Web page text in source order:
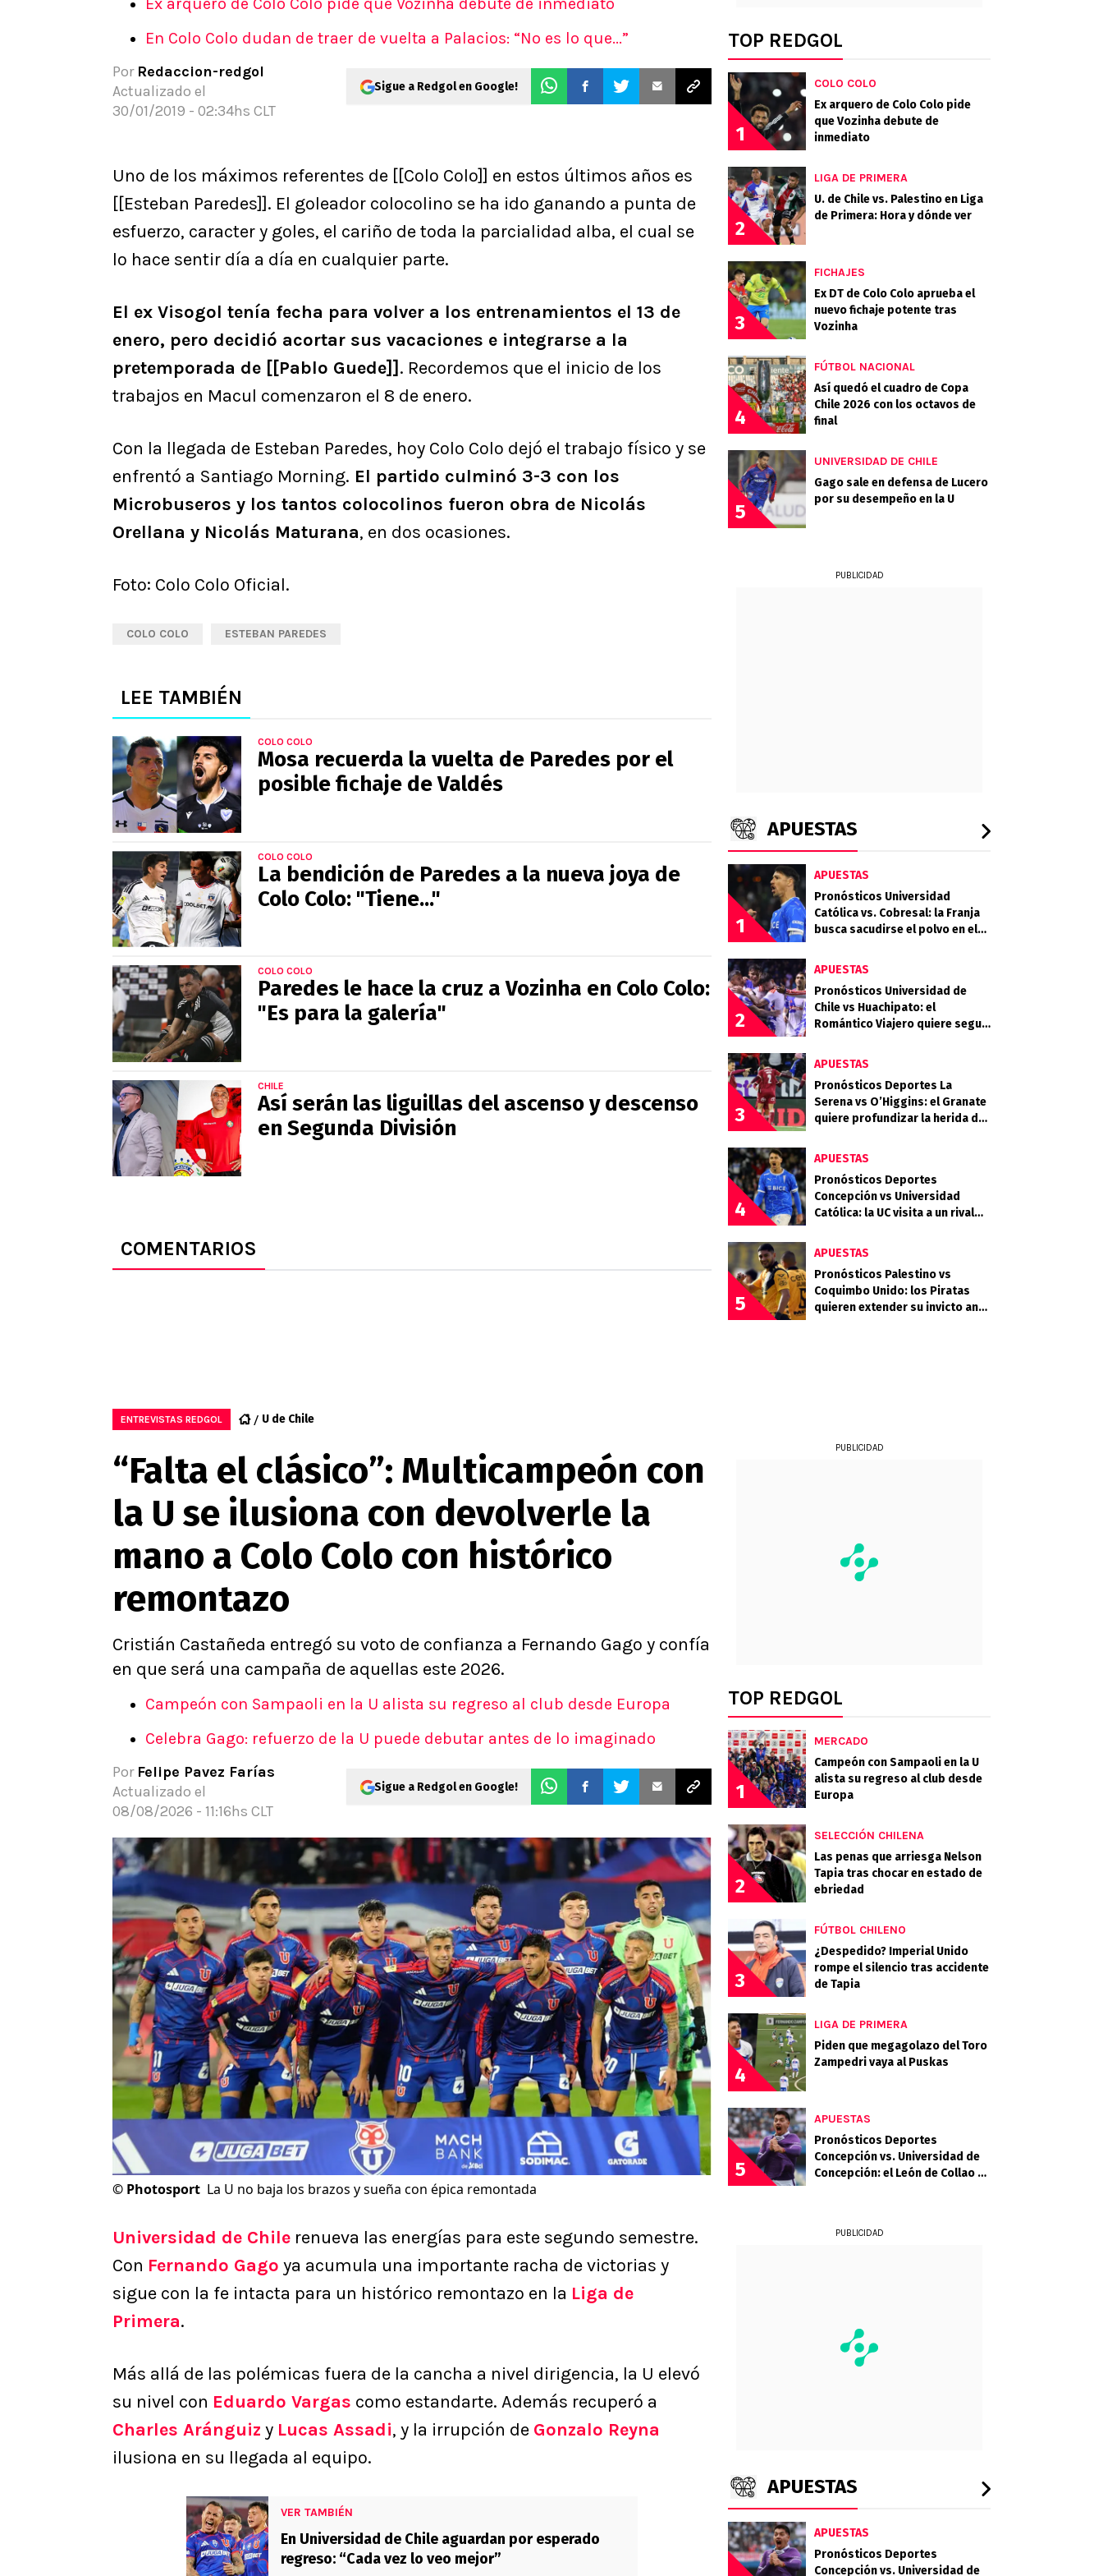
Pronósticos
En Colo Colo dudan de traer de vuelta a Palacios: “No es lo que...”
Por Redaccion-redgol
Actualizado el
30/01/2019 - 02:34hs CLT
Sigue a Redgol en Google!
Uno de los máximos referentes de [[Colo Colo]] en estos últimos años es
[[Esteban Paredes]]. El goleador colocolino se ha ido ganando a punta de
esfuerzo, caracter y goles, el cariño de toda la parcialidad alba, el cual se
lo hace sentir día a día en cualquier parte.
El ex Visogol tenía fecha para volver a los entrenamientos el 13 de
enero, pero decidió acortar sus vacaciones e integrarse a la
pretemporada de [[Pablo Guede]] . Recordemos que el inicio de los
trabajos en Macul comenzaron el 8 de enero.
Con la llegada de Esteban Paredes, hoy Colo Colo dejó el trabajo físico y se
enfrentó a Santiago Morning. El partido culminó 3-3 con los
Microbuseros y los tantos colocolinos fueron obra de Nicolás
Orellana y Nicolás Maturana, en dos ocasiones.
Foto: Colo Colo Oficial.
COLO COLO ESTEBAN PAREDES
LEE TAMBIÉN
COLO COLO
Mosa recuerda la vuelta de Paredes por el
posible fichaje de Valdés
COLO COLO
La bendición de Paredes a la nueva joya de
Colo Colo: "Tiene..."
COLO COLO
Paredes le hace la cruz a Vozinha en Colo Colo:
"Es para la galería"
CHILE
Así serán las liguillas del ascenso y descenso
en Segunda División
COMENTARIOS
TOP REDGOL
1
COLO COLO
Ex arquero de Colo Colo pide
que Vozinha debute de
inmediato
2
LIGA DE PRIMERA
U. de Chile vs. Palestino en Liga
de Primera: Hora y dónde ver
3
FICHAJES
Ex DT de Colo Colo aprueba el
nuevo fichaje potente tras
Vozinha
4
FÚTBOL NACIONAL
Así quedó el cuadro de Copa
Chile 2026 con los octavos de
final
5
UNIVERSIDAD DE CHILE
Gago sale en defensa de Lucero
por su desempeño en la U
PUBLICIDAD
APUESTAS
1
APUESTAS
Pronósticos Universidad
Católica vs. Cobresal: la Franja
busca sacudirse el polvo en el
2
APUESTAS
Pronósticos Universidad de
Chile vs Huachipato: el
Romántico Viajero quiere seguir
3
APUESTAS
Pronósticos Deportes La
Serena vs O’Higgins: el Granate
quiere profundizar la herida del
4
APUESTAS
Pronósticos Deportes
Concepción vs Universidad
Católica: la UC visita a un rival
5
APUESTAS
Pronósticos Palestino vs
Coquimbo Unido: los Piratas
quieren extender su invicto ante
ENTREVISTAS REDGOL U de Chile
“Falta el clásico”: Multicampeón con
la U se ilusiona con devolverle la
mano a Colo Colo con histórico
remontazo
Cristián Castañeda entregó su voto de confianza a Fernando Gago y confía
en que será una campaña de aquellas este 2026.
Campeón con Sampaoli en la U alista su regreso al club desde Europa
Celebra Gago: refuerzo de la U puede debutar antes de lo imaginado
Por Felipe Pavez Farías
Actualizado el
08/08/2026 - 11:16hs CLT
Sigue a Redgol en Google!
© Photosport La U no baja los brazos y sueña con épica remontada
Universidad de Chile renueva las energías para este segundo semestre.
Con Fernando Gago ya acumula una importante racha de victorias y
sigue con la fe intacta para un histórico remontazo en la Liga de
Primera.
Más allá de las polémicas fuera de la cancha a nivel dirigencia, la U elevó
su nivel con Eduardo Vargas como estandarte. Además recuperó a
Charles Aránguiz y Lucas Assadi, y la irrupción de Gonzalo Reyna
ilusiona en su llegada al equipo.
VER TAMBIÉN
En Universidad de Chile aguardan por esperado
regreso: “Cada vez lo veo mejor”
PUBLICIDAD
TOP REDGOL
1
MERCADO
Campeón con Sampaoli en la U
alista su regreso al club desde
Europa
2
SELECCIÓN CHILENA
Las penas que arriesga Nelson
Tapia tras chocar en estado de
ebriedad
3
FÚTBOL CHILENO
¿Despedido? Imperial Unido
rompe el silencio tras accidente
de Tapia
4
LIGA DE PRIMERA
Piden que megagolazo del Toro
Zampedri vaya al Puskas
5
APUESTAS
Pronósticos Deportes
Concepción vs. Universidad de
Concepción: el León de Collao y
PUBLICIDAD
APUESTAS
APUESTAS
Pronósticos Deportes
Concepción vs. Universidad de